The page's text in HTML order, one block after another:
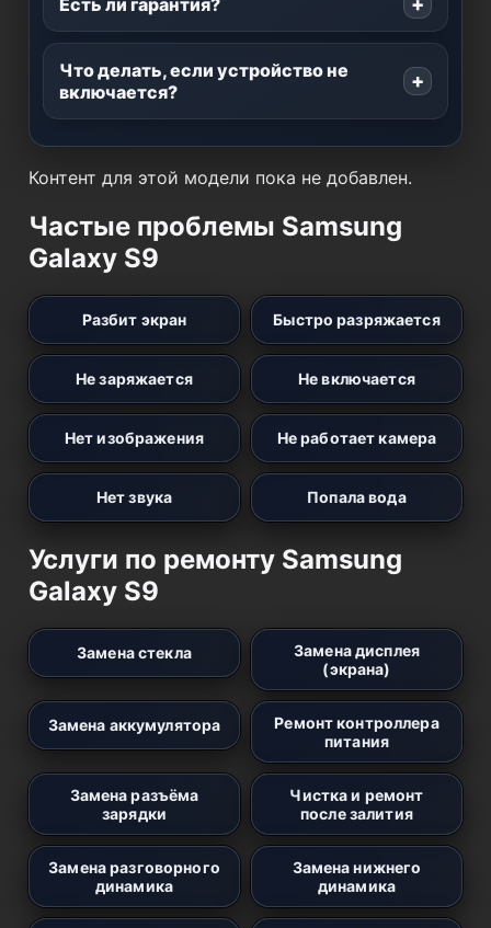
Есть ли гарантия?
Что делать, если устройство не
включается?
Контент для этой модели пока не добавлен.
Частые проблемы Samsung
Galaxy S9
Разбит экран Быстро разряжается
Не заряжается Не включается
Нет изображения Не работает камера
Нет звука Попала вода
Услуги по ремонту Samsung
Galaxy S9
Замена стекла
Замена дисплея
(экрана)
Замена аккумулятора
Ремонт контроллера
питания
Замена разъёма
зарядки
Чистка и ремонт
после залития
Замена разговорного
динамика
Замена нижнего
динамика